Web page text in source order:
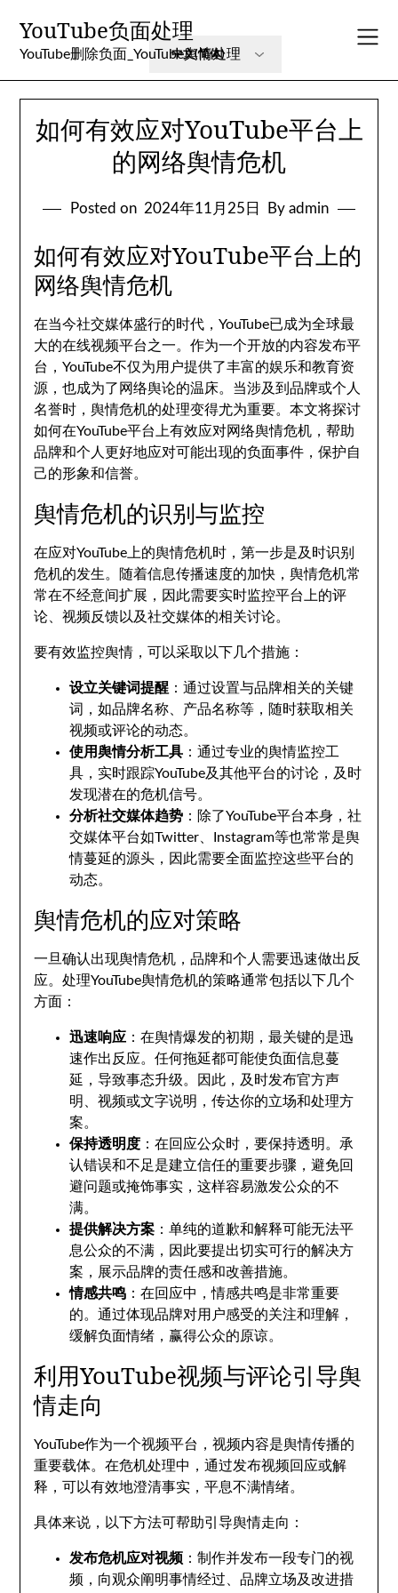
content
YouTube负面处理
YouTube删除负面_YouTube舆情处理
如何有效应对YouTube平台上
的网络舆情危机
Posted on 2024年11月25日 By admin
如何有效应对YouTube平台上的
网络舆情危机
在当今社交媒体盛行的时代，YouTube已成为全球最
大的在线视频平台之一。作为一个开放的内容发布平
台，YouTube不仅为用户提供了丰富的娱乐和教育资
源，也成为了网络舆论的温床。当涉及到品牌或个人
名誉时，舆情危机的处理变得尤为重要。本文将探讨
如何在YouTube平台上有效应对网络舆情危机，帮助
品牌和个人更好地应对可能出现的负面事件，保护自
己的形象和信誉。
舆情危机的识别与监控
在应对YouTube上的舆情危机时，第一步是及时识别
危机的发生。随着信息传播速度的加快，舆情危机常
常在不经意间扩展，因此需要实时监控平台上的评
论、视频反馈以及社交媒体的相关讨论。
要有效监控舆情，可以采取以下几个措施：
设立关键词提醒 ：通过设置与品牌相关的关键
词，如品牌名称、产品名称等，随时获取相关
视频或评论的动态。
使用舆情分析工具 ：通过专业的舆情监控工
具，实时跟踪YouTube及其他平台的讨论，及时
发现潜在的危机信号。
分析社交媒体趋势 ：除了YouTube平台本身，社
交媒体平台如Twitter、Instagram等也常常是舆
情蔓延的源头，因此需要全面监控这些平台的
动态。
舆情危机的应对策略
一旦确认出现舆情危机，品牌和个人需要迅速做出反
应。处理YouTube舆情危机的策略通常包括以下几个
方面：
迅速响应 ：在舆情爆发的初期，最关键的是迅
速作出反应。任何拖延都可能使负面信息蔓
延，导致事态升级。因此，及时发布官方声
明、视频或文字说明，传达你的立场和处理方
案。
保持透明度 ：在回应公众时，要保持透明。承
认错误和不足是建立信任的重要步骤，避免回
避问题或掩饰事实，这样容易激发公众的不
满。
提供解决方案 ：单纯的道歉和解释可能无法平
息公众的不满，因此要提出切实可行的解决方
案，展示品牌的责任感和改善措施。
情感共鸣 ：在回应中，情感共鸣是非常重要
的。通过体现品牌对用户感受的关注和理解，
缓解负面情绪，赢得公众的原谅。
利用YouTube视频与评论引导舆
情走向
YouTube作为一个视频平台，视频内容是舆情传播的
重要载体。在危机处理中，通过发布视频回应或解
释，可以有效地澄清事实，平息不满情绪。
具体来说，以下方法可帮助引导舆情走向：
发布危机应对视频 ：制作并发布一段专门的视
频，向观众阐明事情经过、品牌立场及改进措